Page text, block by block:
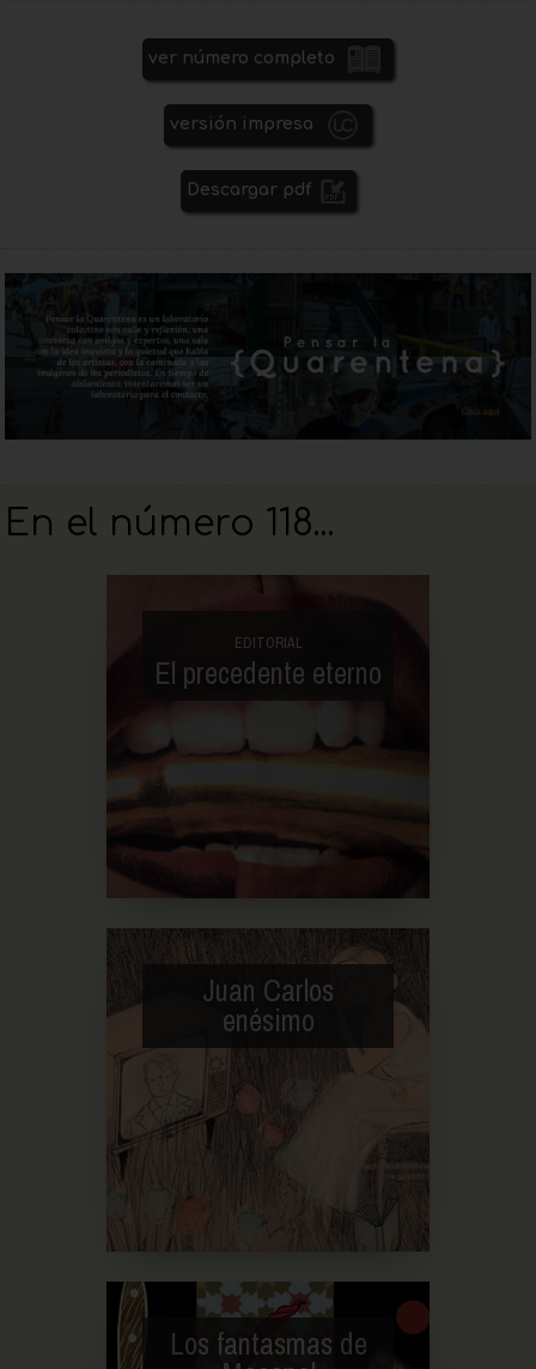
ver número completo
versión impresa
Descargar pdf
En el número 118...
EDITORIAL
El precedente eterno
Juan Carlos
enésimo
Los fantasmas de